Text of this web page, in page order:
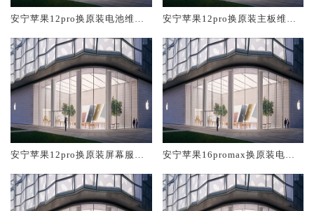
安宁苹果12pro换原装电池维修
安宁苹果12pro换原装主板维修
安宁苹果12pro换原装屏幕服务
安宁苹果16promax换原装电池